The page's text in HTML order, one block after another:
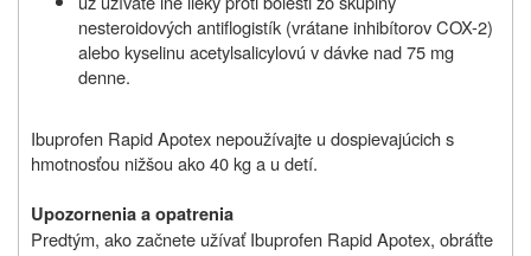
nesteroidových antiflogistík (vrátane inhibítorov COX-2)
alebo kyselinu acetylsalicylovú v dávke nad 75 mg
denne.
Ibuprofen Rapid Apotex nepoužívajte u dospievajúcich s
hmotnosťou nižšou ako 40 kg a u detí.
Upozornenia a opatrenia
Predtým, ako začnete užívať Ibuprofen Rapid Apotex, obráťte